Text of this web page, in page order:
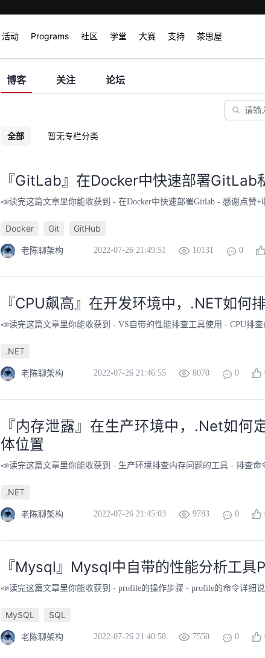
活动 Programs 社区 学堂 大赛 支持 茶思屋
博客 关注 论坛
全部 暂无专栏分类
『GitLab』在Docker中快速部署GitLab
📣读完这篇文章里你能收获到 - 在Docker中快速部署Gitlab - 感谢点赞
Docker Git GitHub
老陈聊架构 2022-07-26 21:49:51 10131 0
『CPU飙高』在开发环境中，.NET如何
📣读完这篇文章里你能收获到 - VS自带的性能排查工具使用 - CPU排
.NET
老陈聊架构 2022-07-26 21:46:55 8070 0
『内存泄露』在生产环境中，.Net如何
体位置
📣读完这篇文章里你能收获到 - 生产环境排查内存问题的工具 - 排查
.NET
老陈聊架构 2022-07-26 21:45:03 9783 0
『Mysql』Mysql中自带的性能分析工具
📣读完这篇文章里你能收获到 - profile的操作步骤 - profile的命令详细
MySQL SQL
老陈聊架构 2022-07-26 21:40:58 7550 0